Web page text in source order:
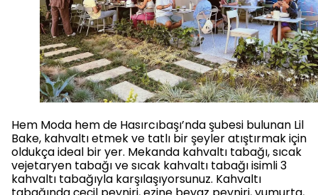
Hem Moda hem de Hasırcıbaşı’nda şubesi bulunan Lil
Bake, kahvaltı etmek ve tatlı bir şeyler atıştırmak için
oldukça ideal bir yer. Mekanda kahvaltı tabağı, sıcak
vejetaryen tabağı ve sıcak kahvaltı tabağı isimli 3
kahvaltı tabağıyla karşılaşıyorsunuz. Kahvaltı